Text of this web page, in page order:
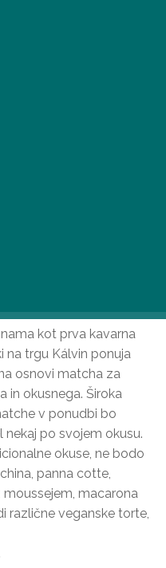
kot prva kavarna
na trgu Kálvin ponuja
osnovi matcha za
in okusnega. Široka
v ponudbi bo
po svojem okusu.
okuse, ne bodo
panna cotte,
macarona
različne veganske torte,